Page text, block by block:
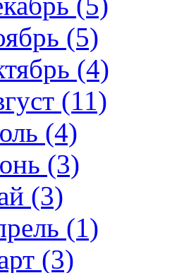
(5)
(4)
(11)
(4)
(3)
(3)
(1)
(3)